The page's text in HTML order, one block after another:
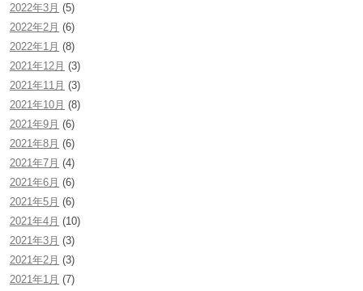
2022年3月 (5)
2022年2月 (6)
2022年1月 (8)
2021年12月 (3)
2021年11月 (3)
2021年10月 (8)
2021年9月 (6)
2021年8月 (6)
2021年7月 (4)
2021年6月 (6)
2021年5月 (6)
2021年4月 (10)
2021年3月 (3)
2021年2月 (3)
2021年1月 (7)